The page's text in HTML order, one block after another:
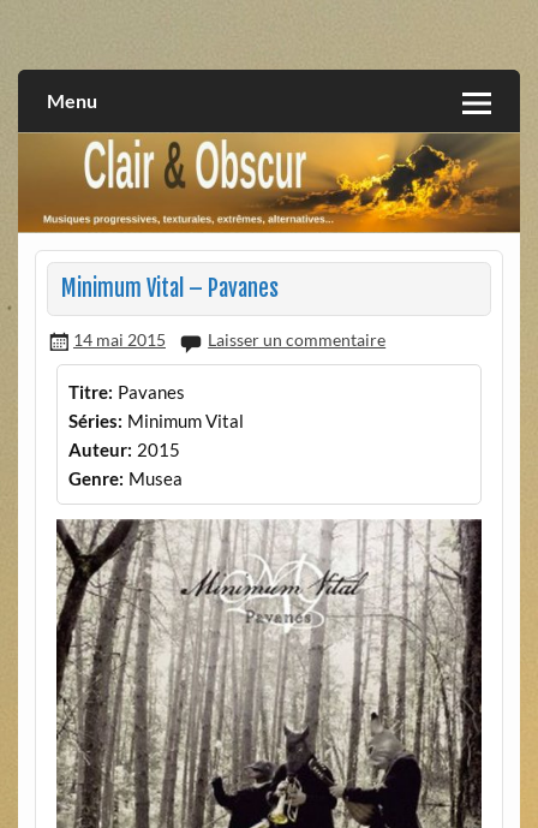
extrêmes, alternatives, texturales
Menu
Minimum Vital – Pavanes
14 mai 2015 Laisser un commentaire
Titre: Pavanes
Séries: Minimum Vital
Auteur: 2015
Genre: Musea